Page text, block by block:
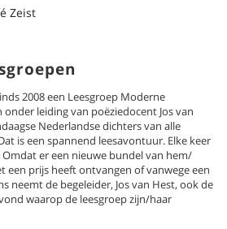
Zeist
2008 een Leesgroep Moderne
onder leiding van poëziedocent Jos van
Nederlandse dichters van alle
is een spannend leesavontuur. Elke keer
er een nieuwe bundel van hem/
een prijs heeft ontvangen of vanwege een
neemt de begeleider, Jos van Hest, ook de
waarop de leesgroep zijn/haar